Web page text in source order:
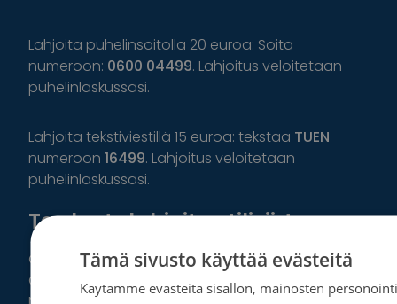
Lahjoita puhelinsoitolla 20 euroa: Soita
numeroon: 0600 04499. Lahjoitus veloitetaan
puhelinlaskussasi.
Lahjoita tekstiviestillä 15 euroa: tekstaa TUEN
numeroon 16499. Lahjoitus veloitetaan
puhelinlaskussasi.
Tee kertalahjoitus tilisiirtona
Osuuspankki IBAN: FI39 5780 3820 0385 85, BIC:
OKOYFIHH
Tämä sivusto käyttää evästeitä
Käytämme evästeitä sisällön, mainosten